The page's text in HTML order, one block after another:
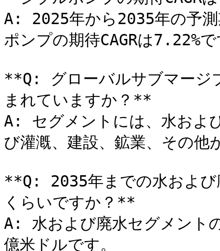
A: 2025年から2035年の予
ポンプの期待CAGRは7.22%
**Q: グローバルサブマージ
まれていますか？**
A: セグメントには、水およ
び灌漑、建設、鉱業、その他
**Q: 2035年までの水および
くらいですか？**
A: 水および廃水セグメント
億米ドルです。